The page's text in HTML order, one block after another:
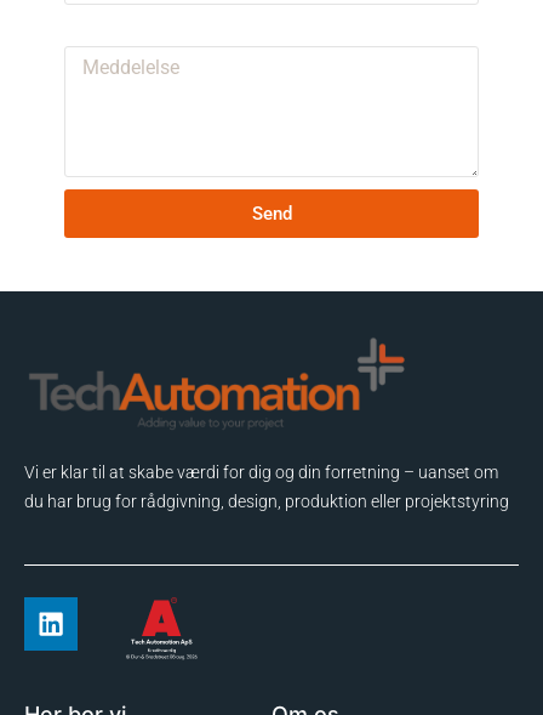
Send
Vi er klar til at skabe værdi for dig og din forretning – uanset om
du har brug for rådgivning, design, produktion eller projektstyring